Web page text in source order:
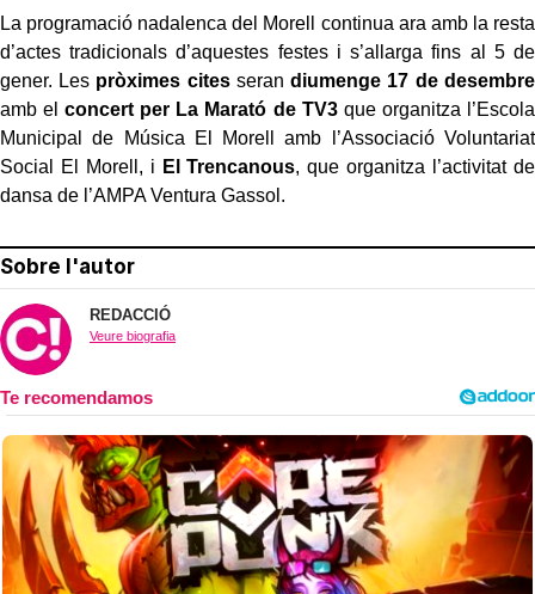
La programació nadalencadel Morell continua ara amb la resta
d’actes tradicionals d’aquestes festes i s’allarga fins al 5 de
gener. Les pròximes cites serandiumenge 17 de desembre
amb elconcert per La Marató de TV3 que organitza l’Escola
Municipal de
Música El Morell amb l’Associació Voluntariat
Social El Morell, i El Trencanous, que organitza l’activitat de
dansa de l’AMPA Ventura Gassol.
Sobre l'autor
REDACCIÓ
Veure biografia